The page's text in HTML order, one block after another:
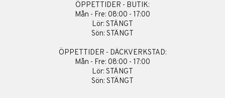
ÖPPETTIDER - BUTIK:
Mån - Fre: 08:00 - 17:00
Lör: STÄNGT
Sön: STÄNGT
ÖPPETTIDER - DÄCKVERKSTAD:
Mån - Fre: 08:00 - 17:00
Lör: STÄNGT
Sön: STÄNGT